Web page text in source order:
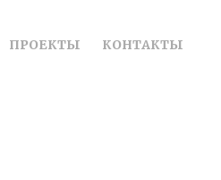
ПРОЕКТЫ КОНТАКТЫ